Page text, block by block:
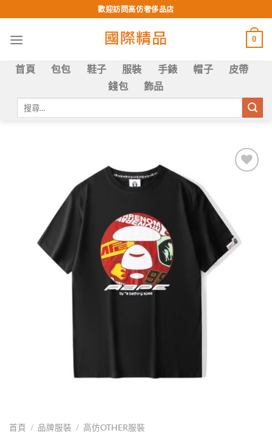
to
content
歡迎訪問高仿奢侈品店
0
首頁 包包 鞋子 服裝 手錶 帽子
皮帶
錢包
飾品
首頁 / 品牌服裝 / 高仿OTHER服裝